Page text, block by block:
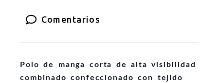
Comentarios
Polo de manga corta de alta visibilidad
combinado confeccionado con tejido